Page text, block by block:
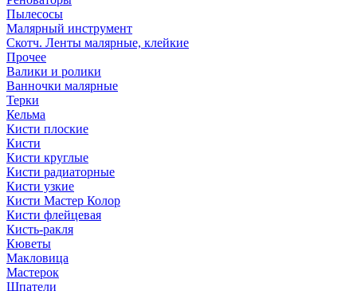
Пылесосы
Малярный инструмент
Скотч. Ленты малярные, клейкие
Прочее
Валики и ролики
Ванночки малярные
Терки
Кельма
Кисти плоские
Кисти
Кисти круглые
Кисти радиаторные
Кисти узкие
Кисти Мастер Колор
Кисти флейцевая
Кисть-ракля
Кюветы
Макловица
Мастерок
Шпатели